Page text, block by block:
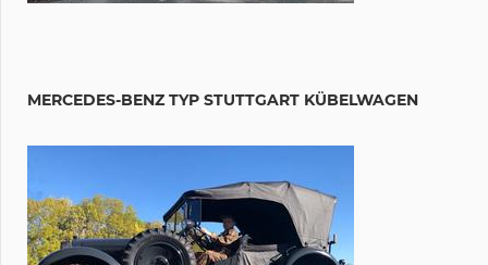
MERCEDES-BENZ TYP STUTTGART KÜBELWAGEN